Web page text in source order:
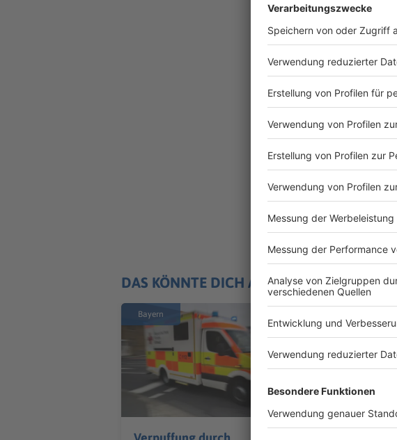
DAS KÖNNTE DICH AUCH INTERESSIEREN
Bayern